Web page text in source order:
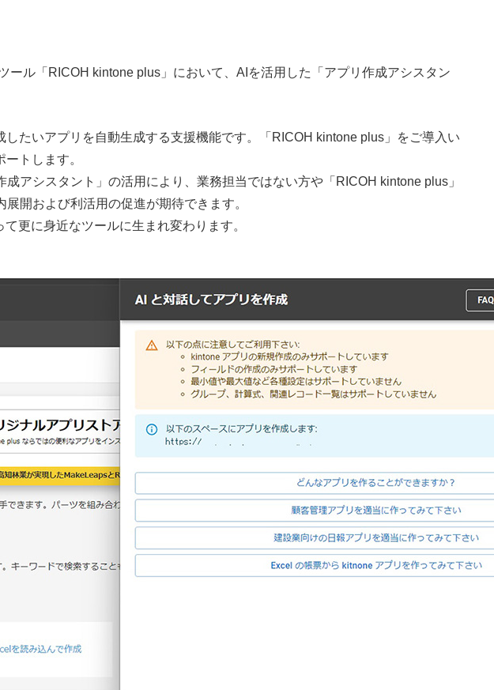
ル「RICOH kintone plus」において、AIを活用した「アプリ作成アシスタン
たいアプリを自動生成する支援機能です。「RICOH kintone plus」をご導入い
トします。
アシスタント」の活用により、業務担当ではない方や「RICOH kintone plus」
開および利活用の促進が期待できます。
更に身近なツールに生まれ変わります。